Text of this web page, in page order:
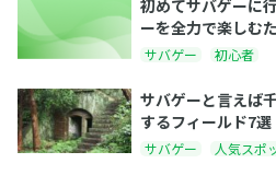
初めてサバゲーに
ーを全力で楽しむ
サバゲー 初心者
サバゲーと言えば
するフィールド7選
サバゲー 人気スポ